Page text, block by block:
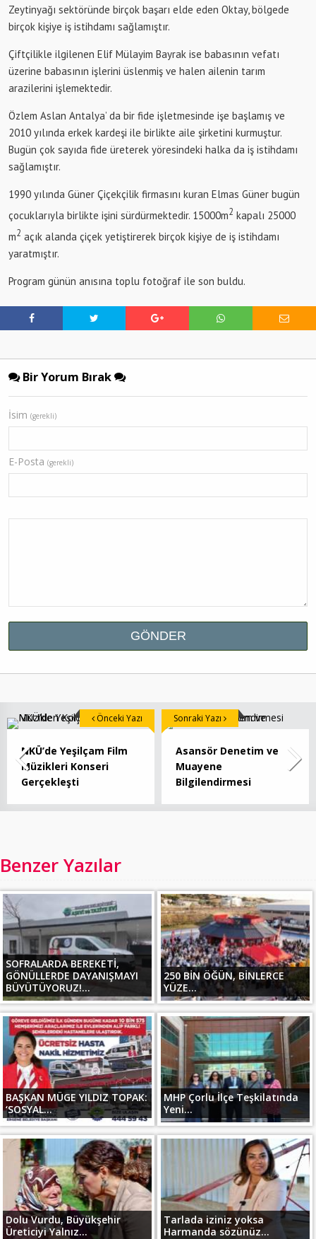
Zeytinyağı sektöründe birçok başarı elde eden Oktay, bölgede
birçok kişiye iş istihdamı sağlamıştır.
Çiftçilikle ilgilenen Elif Mülayim Bayrak ise babasının vefatı
üzerine babasının işlerini üslenmiş ve halen ailenin tarım
arazilerini işlemektedir.
Özlem Aslan Antalya’ da bir fide işletmesinde işe başlamış ve
2010 yılında erkek kardeşi ile birlikte aile şirketini kurmuştur.
Bugün çok sayıda fide üreterek yöresindeki halka da iş istihdamı
sağlamıştır.
1990 yılında Güner Çiçekçilik firmasını kuran Elmas Güner bugün
çocuklarıyla birlikte işini sürdürmektedir. 15000m2 kapalı 25000
m2 açık alanda çiçek yetiştirerek birçok kişiye de iş istihdamı
yaratmıştır.
Program günün anısına toplu fotoğraf ile son buldu.
Bir Yorum Bırak
İsim (gerekli)
E-Posta (gerekli)
NKÜ’de Yeşilçam Film
Müzikleri Konseri
Gerçekleşti
Önceki Yazı
Asansör Denetim ve
Muayene
Bilgilendirmesi
Sonraki Yazı
Benzer Yazılar
SOFRALARDA BEREKETİ,
GÖNÜLLERDE DAYANIŞMAYI
BÜYÜTÜYORUZ!...
250 BİN ÖĞÜN, BİNLERCE
YÜZE...
BAŞKAN MÜGE YILDIZ TOPAK:
‘SOSYAL...
MHP Çorlu İlçe Teşkilatında
Yeni...
Dolu Vurdu, Büyükşehir
Üreticiyi Yalnız...
Tarlada iziniz yoksa
Harmanda sözünüz...